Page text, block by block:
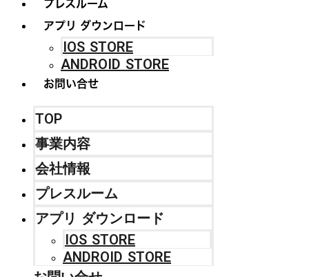
プレスルーム
アプリ ダウンロード
IOS STORE
ANDROID STORE
お問い合せ
TOP
事業内容
会社情報
プレスルーム
アプリ ダウンロード
IOS STORE
ANDROID STORE